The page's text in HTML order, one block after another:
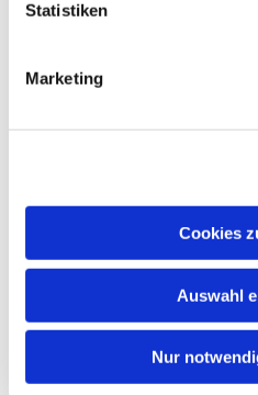
Statistiken
Marketing
Cookies
Auswahl
Nur
Dies